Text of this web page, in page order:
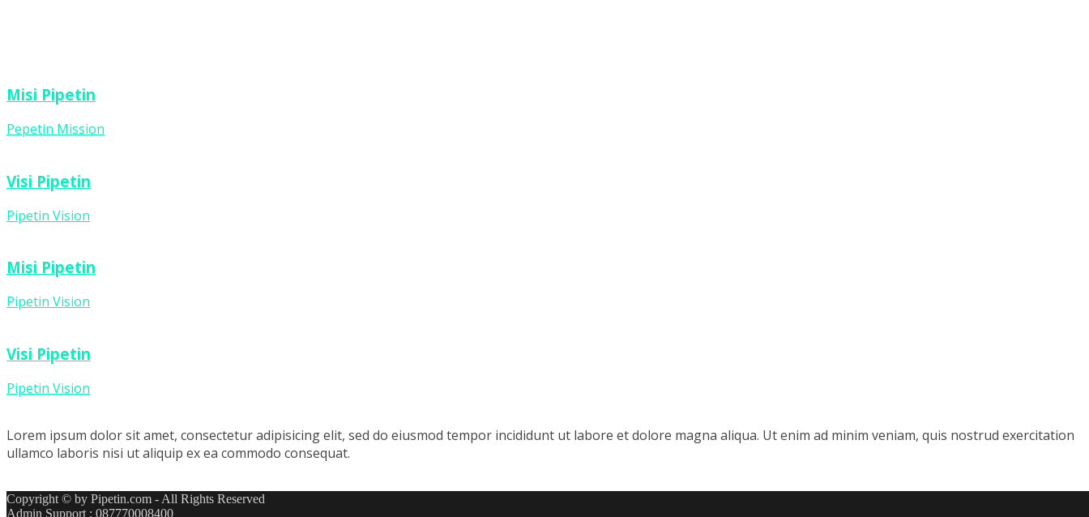
Misi Pipetin
Pepetin Mission
Visi Pipetin
Pipetin Vision
Misi Pipetin
Pipetin Vision
Visi Pipetin
Pipetin Vision
Lorem ipsum dolor sit amet, consectetur adipisicing elit, sed do eiusmod tempor incididunt ut labore et dolore magna aliqua. Ut enim ad minim veniam, quis nostrud exercitation
ullamco laboris nisi ut aliquip ex ea commodo consequat.
Copyright © by Pipetin.com - All Rights Reserved
Admin Support : 087770008400